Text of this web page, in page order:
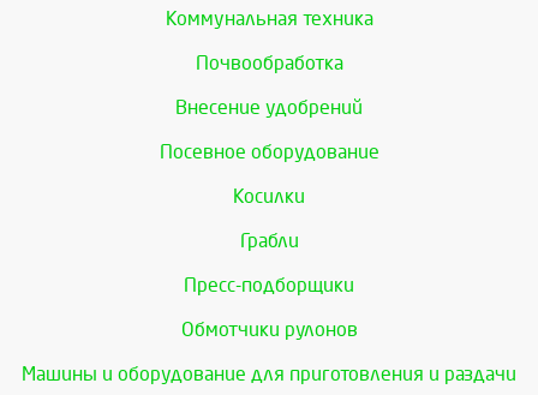
Коммунальная техника
Почвообработка
Внесение удобрений
Посевное оборудование
Косилки
Грабли
Пресс-подборщики
Обмотчики рулонов
Машины и оборудование для приготовления и раздачи